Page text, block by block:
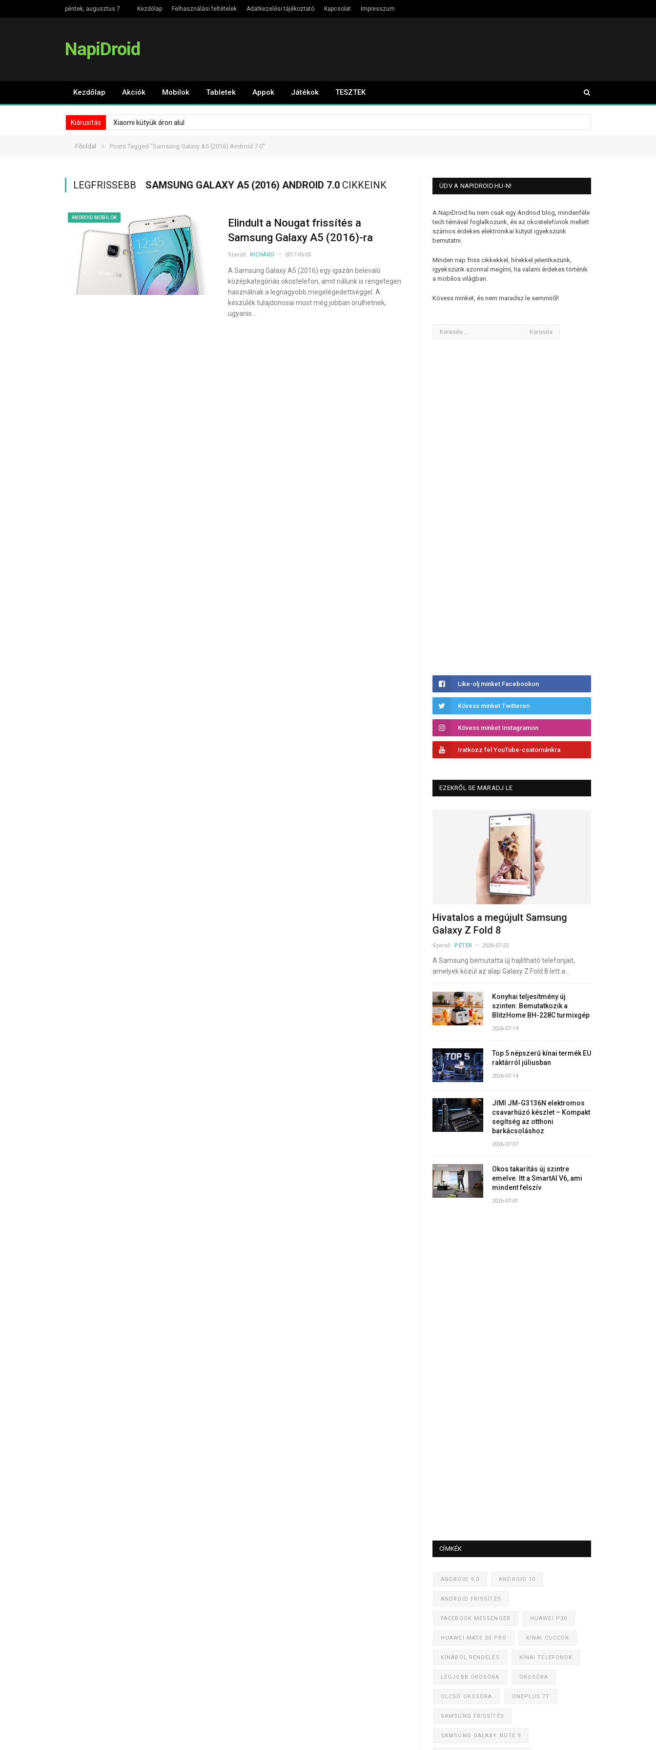
péntek, augusztus 7 Kezdőlap Felhasználási feltételek Adatkezelési tájékoztató Kapcsolat Impresszum
NapiDroid
Kezdőlap Akciók Mobilok Tabletek Appok Játékok TESZTEK
Kiárusítás Xiaomi kütyük áron alul
Főoldal » Posts Tagged "Samsung Galaxy A5 (2016) Android 7.0"
LEGFRISSEBB SAMSUNG GALAXY A5 (2016) ANDROID 7.0 CIKKEINK
ANDROID MOBILOK
Elindult a Nougat frissítés a
Samsung Galaxy A5 (2016)-ra
Szerző: RICHÁRD 2017-05-05
A Samsung Galaxy A5 (2016) egy igazán belevaló
középkategóriás okostelefon, amit nálunk is rengetegen
használnak a legnagyobb megelégedettséggel. A
készülék tulajdonosai most még jobban örülhetnek,
ugyanis…
ÜDV A NAPIDROID.HU-N!
A NapiDroid.hu nem csak egy Andriod blog, mindenféle
tech témával foglalkozunk, és az okostelefonok mellett
számos érdekes elektronikai kütyüt igyekszünk
bemutatni.
Minden nap friss cikkekkel, hírekkel jelentkezünk,
igyekszünk azonnal megírni, ha valami érdekes történik
a mobilos világban.
Kövess minket, és nem maradsz le semmiről!
Like-olj minket Facebookon
Kövess minket Twitteren
Kövess minket Instagramon
Iratkozz fel YouTube-csatornánkra
EZEKRŐL SE MARADJ LE
Hivatalos a megújult Samsung
Galaxy Z Fold 8
Szerző: PÉTER 2026-07-22
A Samsung bemutatta új hajlítható telefonjait,
amelyek közül az alap Galaxy Z Fold 8 lett a…
Konyhai teljesítmény új
szinten: Bemutatkozik a
BlitzHome BH-228C turmixgép
2026-07-19
Top 5 népszerű kínai termék EU
raktárról júliusban
2026-07-14
JIMI JM-G3136N elektromos
csavarhúzó készlet – Kompakt
segítség az otthoni
barkácsoláshoz
2026-07-07
Okos takarítás új szintre
emelve: Itt a SmartAI V6, ami
mindent felszív
2026-07-01
CÍMKÉK
ANDROID 9.0 ANDROID 10
ANDROID FRISSÍTÉS
FACEBOOK MESSENGER HUAWEI P30
HUAWEI MATE 30 PRO KÍNAI CUCCOK
KÍNÁBÓL RENDELÉS KÍNAI TELEFONOK
LEGJOBB OKOSÓRA OKOSÓRA
OLCSÓ OKOSÓRA ONEPLUS 7T
SAMSUNG FRISSÍTÉS
SAMSUNG GALAXY NOTE 9